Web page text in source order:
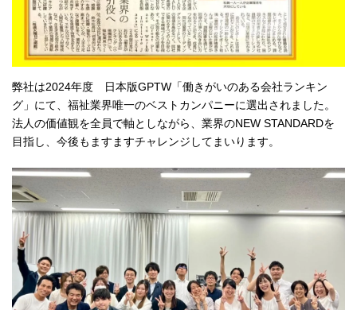
弊社は2024年度 日本版GPTW「働きがいのある会社ランキン
グ」にて、福祉業界唯一のベストカンパニーに選出されました。
法人の価値観を全員で軸としながら、業界のNEW STANDARDを
目指し、今後もますますチャレンジしてまいります。